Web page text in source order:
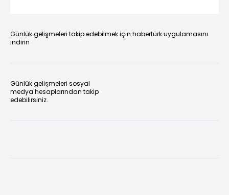
Günlük gelişmeleri takip edebilmek için habertürk uygulamasını
indirin
Günlük gelişmeleri sosyal
medya hesaplarından takip
edebilirsiniz.